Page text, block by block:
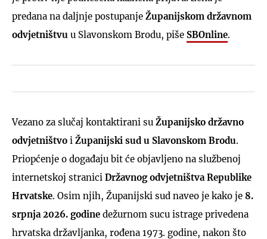
predana na daljnje postupanje Županijskom državnom
odvjetništvu u Slavonskom Brodu, piše SBOnline.
Vezano za slučaj kontaktirani su Županijsko državno
odvjetništvo i Županijski sud u Slavonskom Brodu.
Priopćenje o događaju bit će objavljeno na službenoj
internetskoj stranici Državnog odvjetništva Republike
Hrvatske. Osim njih, Županijski sud naveo je kako je 8.
srpnja 2026. godine dežurnom sucu istrage privedena
hrvatska državljanka, rođena 1973. godine, nakon što